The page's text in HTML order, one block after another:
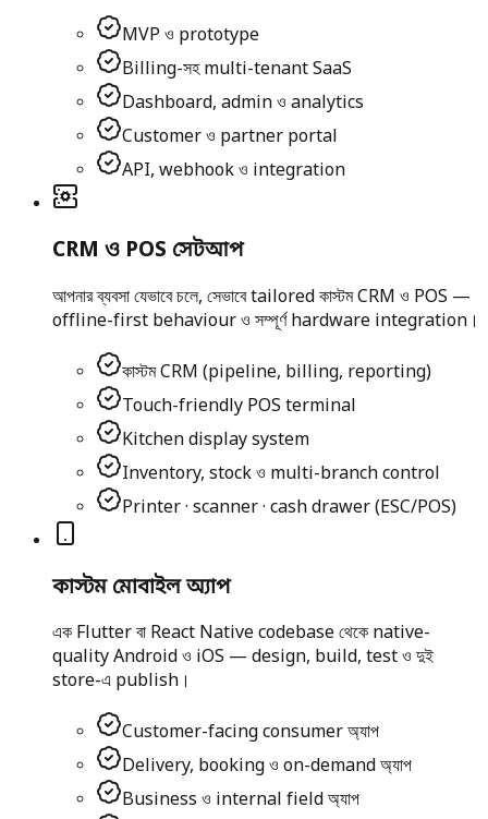
MVP ও prototype
Billing-সহ multi-tenant SaaS
Dashboard, admin ও analytics
Customer ও partner portal
API, webhook ও integration
CRM ও POS সেটআপ
আপনার ব্যবসা যেভাবে চলে, সেভাবে tailored কাস্টম CRM ও POS —
offline-first behaviour ও সম্পূর্ণ hardware integration।
কাস্টম CRM (pipeline, billing, reporting)
Touch-friendly POS terminal
Kitchen display system
Inventory, stock ও multi-branch control
Printer · scanner · cash drawer (ESC/POS)
কাস্টম মোবাইল অ্যাপ
এক Flutter বা React Native codebase থেকে native-
quality Android ও iOS — design, build, test ও দুই
store-এ publish।
Customer-facing consumer অ্যাপ
Delivery, booking ও on-demand অ্যাপ
Business ও internal field অ্যাপ